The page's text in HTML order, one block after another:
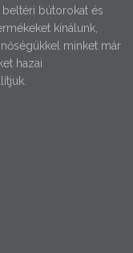
bútorokat és
kínálunk,
minket már
hazai